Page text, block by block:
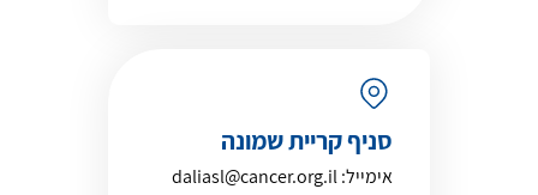
סניף קריית שמונה
אימייל:daliasl@cancer.org.il